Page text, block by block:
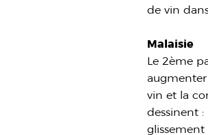
de vin
Malaisie
Le 2ème
vin et la
dessinent
glissement